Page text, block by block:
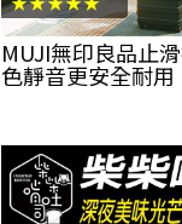
MUJI無印良品止
色靜音更安全耐用